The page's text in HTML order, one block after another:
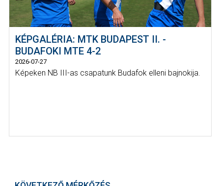
KÉPGALÉRIA: MTK BUDAPEST II. -
BUDAFOKI MTE 4-2
2026-07-27
Képeken NB III-as csapatunk Budafok elleni bajnokija.